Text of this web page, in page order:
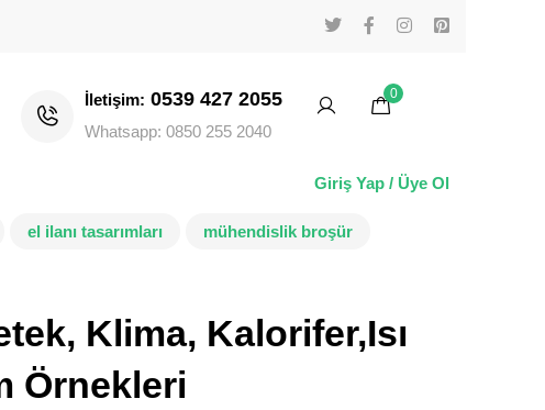
İletişim: 0539 427 2055
Whatsapp: 0850 255 2040
0
Giriş Yap / Üye Ol
el ilanı tasarımları
mühendislik broşür
Klima, Kalorifer,Isı
Örnekleri